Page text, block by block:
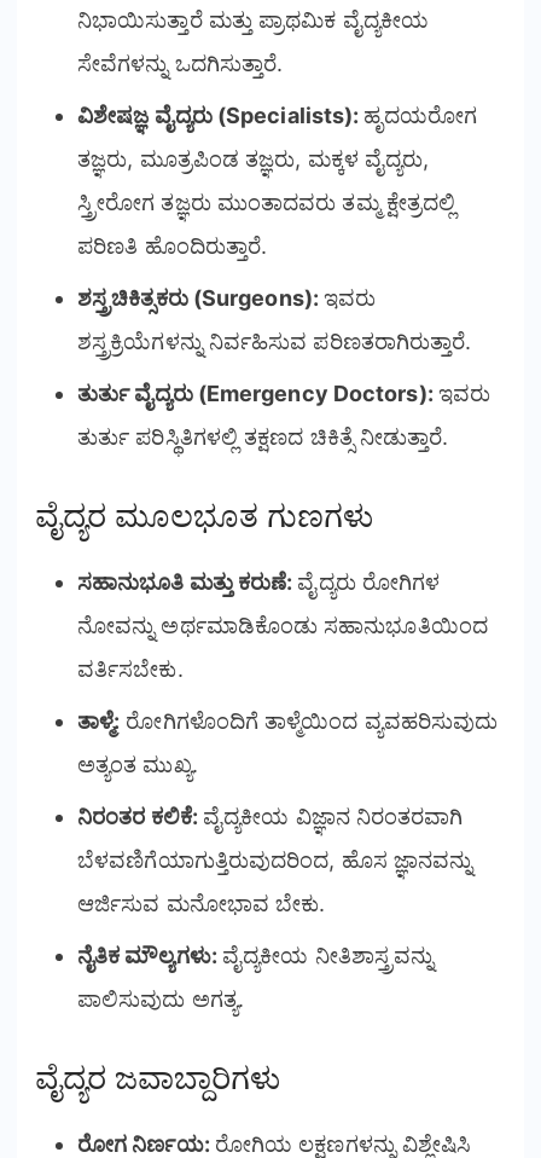
ನಿಭಾಯಿಸುತ್ತಾರೆ ಮತ್ತು ಪ್ರಾಥಮಿಕ ವೈದ್ಯಕೀಯ
ಸೇವೆಗಳನ್ನು ಒದಗಿಸುತ್ತಾರೆ.
ವಿಶೇಷಜ್ಞ ವೈದ್ಯರು (Specialists): ಹೃದಯರೋಗ
ತಜ್ಞರು, ಮೂತ್ರಪಿಂಡ ತಜ್ಞರು, ಮಕ್ಕಳ ವೈದ್ಯರು,
ಸ್ತ್ರೀರೋಗ ತಜ್ಞರು ಮುಂತಾದವರು ತಮ್ಮ ಕ್ಷೇತ್ರದಲ್ಲಿ
ಪರಿಣತಿ ಹೊಂದಿರುತ್ತಾರೆ.
ಶಸ್ತ್ರಚಿಕಿತ್ಸಕರು (Surgeons): ಇವರು
ಶಸ್ತ್ರಕ್ರಿಯೆಗಳನ್ನು ನಿರ್ವಹಿಸುವ ಪರಿಣತರಾಗಿರುತ್ತಾರೆ.
ತುರ್ತು ವೈದ್ಯರು (Emergency Doctors): ಇವರು
ತುರ್ತು ಪರಿಸ್ಥಿತಿಗಳಲ್ಲಿ ತಕ್ಷಣದ ಚಿಕಿತ್ಸೆ ನೀಡುತ್ತಾರೆ.
ವೈದ್ಯರ ಮೂಲಭೂತ ಗುಣಗಳು
ಸಹಾನುಭೂತಿ ಮತ್ತು ಕರುಣೆ: ವೈದ್ಯರು ರೋಗಿಗಳ
ನೋವನ್ನು ಅರ್ಥಮಾಡಿಕೊಂಡು ಸಹಾನುಭೂತಿಯಿಂದ
ವರ್ತಿಸಬೇಕು.
ತಾಳ್ಮೆ: ರೋಗಿಗಳೊಂದಿಗೆ ತಾಳ್ಮೆಯಿಂದ ವ್ಯವಹರಿಸುವುದು
ಅತ್ಯಂತ ಮುಖ್ಯ.
ನಿರಂತರ ಕಲಿಕೆ: ವೈದ್ಯಕೀಯ ವಿಜ್ಞಾನ ನಿರಂತರವಾಗಿ
ಬೆಳವಣಿಗೆಯಾಗುತ್ತಿರುವುದರಿಂದ, ಹೊಸ ಜ್ಞಾನವನ್ನು
ಆರ್ಜಿಸುವ ಮನೋಭಾವ ಬೇಕು.
ನೈತಿಕ ಮೌಲ್ಯಗಳು: ವೈದ್ಯಕೀಯ ನೀತಿಶಾಸ್ತ್ರವನ್ನು
ಪಾಲಿಸುವುದು ಅಗತ್ಯ.
ವೈದ್ಯರ ಜವಾಬ್ದಾರಿಗಳು
ರೋಗ ನಿರ್ಣಯ: ರೋಗಿಯ ಲಕ್ಷಣಗಳನ್ನು ವಿಶ್ಲೇಷಿಸಿ